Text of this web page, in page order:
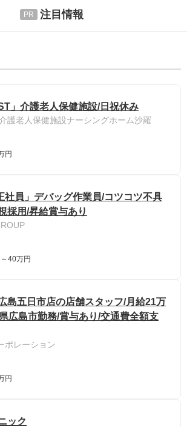
注目情報
」介護老人保健施設/日祝休み
護老人保健施設ナーシングホーム沙羅
円
社員」デバッグ作業員/コツコツ不具
採用/昇給賞与あり
40万円
島五日市店の店舗スタッフ/月給21万
広島市勤務/賞与あり/交通費全額支
ポレーション
円
ック